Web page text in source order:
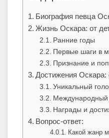
Биография певца
Жизнь Оскара: от
Ранние годы
Первые шаги в
Признание и
Достижения Оскара:
Уникальный
Международный
Награды и
Вопрос-ответ:
Какой жанр